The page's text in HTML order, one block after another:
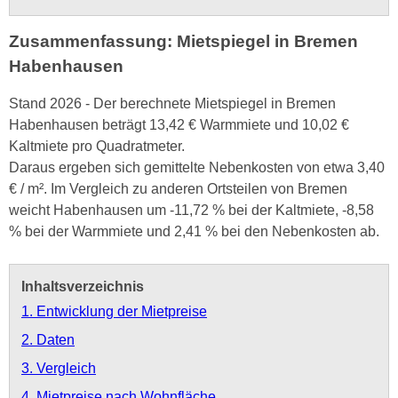
Zusammenfassung: Mietspiegel in Bremen
Habenhausen
Stand 2026 - Der berechnete Mietspiegel in Bremen
Habenhausen beträgt 13,42 € Warmmiete und 10,02 €
Kaltmiete pro Quadratmeter.
Daraus ergeben sich gemittelte Nebenkosten von etwa 3,40
€ / m². Im Vergleich zu anderen Ortsteilen von Bremen
weicht Habenhausen um -11,72 % bei der Kaltmiete, -8,58
% bei der Warmmiete und 2,41 % bei den Nebenkosten ab.
Inhaltsverzeichnis
1. Entwicklung der Mietpreise
2. Daten
3. Vergleich